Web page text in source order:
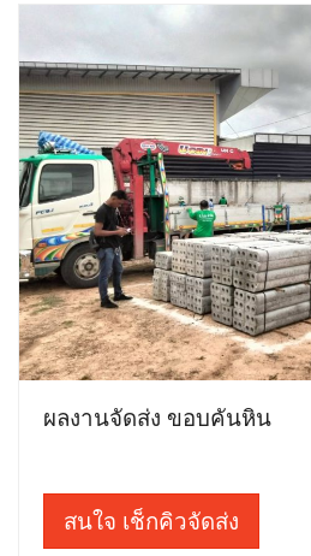
ผลงานจัดส่ง ขอบคันหิน
สนใจ เช็กคิวจัดส่ง